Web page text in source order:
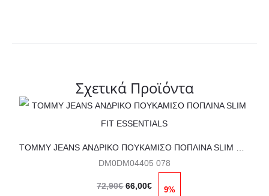
Σχετικά Προϊόντα
Αυτό
προϊόν
DM0DM04405 078
72,90€ 66,00€ 9%